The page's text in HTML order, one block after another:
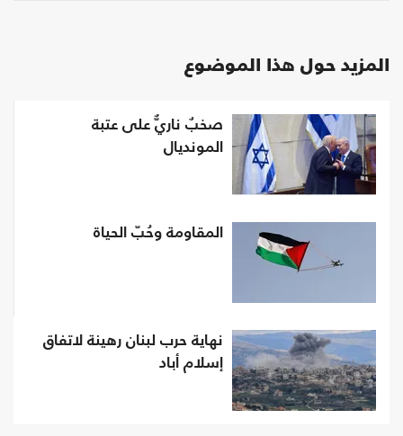
المزيد حول هذا الموضوع
صخبٌ ناريٌّ على عتبة
المونديال
المقاومة وحُبّ الحياة
نهاية حرب لبنان رهينة لاتفاق
إسلام أباد